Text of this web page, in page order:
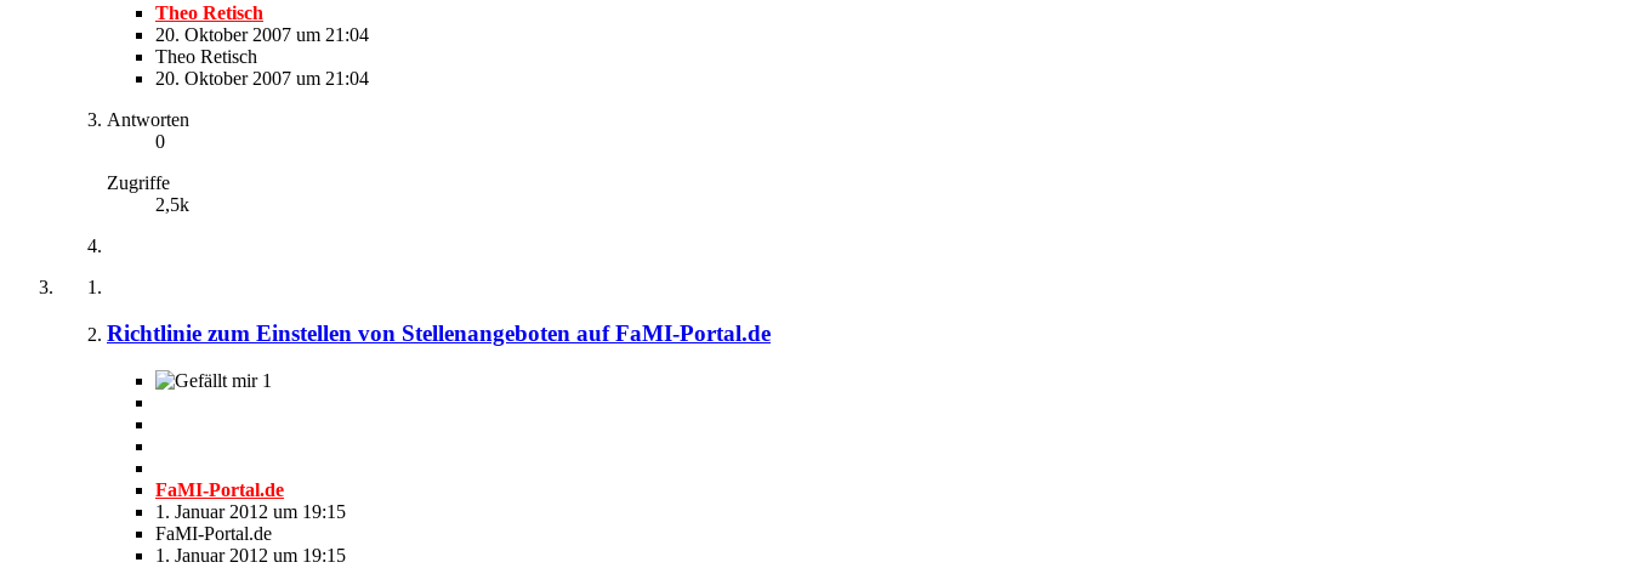
Theo Retisch
20. Oktober 2007 um 21:04
Theo Retisch
20. Oktober 2007 um 21:04
Antworten
0
Zugriffe
2,5k
Richtlinie zum Einstellen von Stellenangeboten auf FaMI-Portal.de
1
FaMI-Portal.de
1. Januar 2012 um 19:15
FaMI-Portal.de
1. Januar 2012 um 19:15